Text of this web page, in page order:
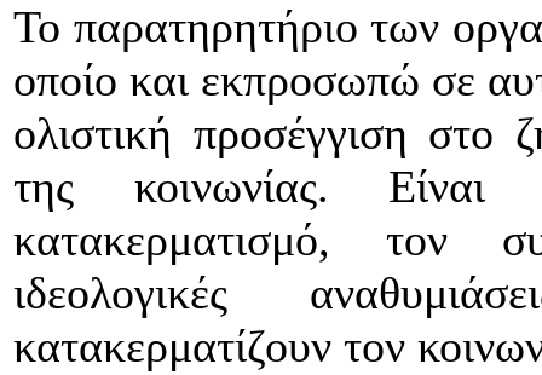
Το παρατηρητήριο των
οποίο και εκπροσωπώ σε
ολιστική προσέγγιση στο
της κοινωνίας.
κατακερματισμό, τον
ιδεολογικές
κατακερματίζουν τον